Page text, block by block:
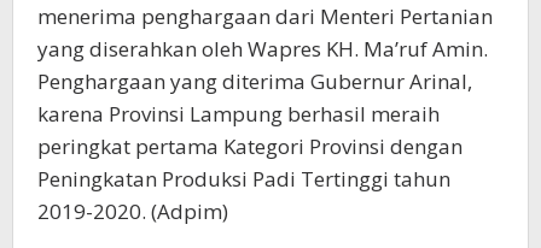
menerima penghargaan dari Menteri Pertanian
yang diserahkan oleh Wapres KH. Ma’ruf Amin.
Penghargaan yang diterima Gubernur Arinal,
karena Provinsi Lampung berhasil meraih
peringkat pertama Kategori Provinsi dengan
Peningkatan Produksi Padi Tertinggi tahun
2019-2020. (Adpim)